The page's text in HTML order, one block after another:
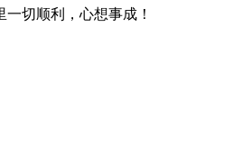
切顺利，心想事成！